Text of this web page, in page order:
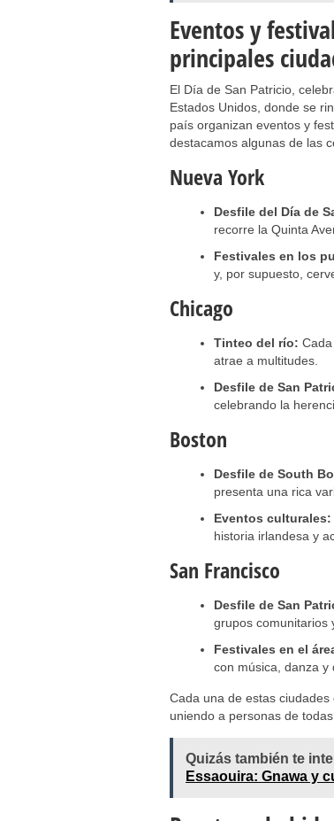
Eventos y
principales
El Día de San Patricio,
Estados Unidos, donde se
país organizan eventos y
destacamos algunas de las
Nueva York
Desfile del Día de
recorre la Quinta
Festivales en los
y, por supuesto,
Chicago
Tinteo del río:
atrae a multitudes.
Desfile de San
celebrando la
Boston
Desfile de South
presenta una rica
Eventos culturales:
historia irlandesa y
San Francisco
Desfile de San
grupos comunitarios
Festivales en el
con música, danza y
Cada una de estas
uniendo a personas de
Quizás también te
Essaouira: Gnawa y